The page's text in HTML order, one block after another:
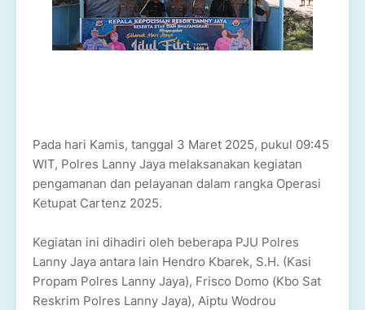
Pada hari Kamis, tanggal 3 Maret 2025, pukul 09:45
WIT, Polres Lanny Jaya melaksanakan kegiatan
pengamanan dan pelayanan dalam rangka Operasi
Ketupat Cartenz 2025.
Kegiatan ini dihadiri oleh beberapa PJU Polres
Lanny Jaya antara lain Hendro Kbarek, S.H. (Kasi
Propam Polres Lanny Jaya), Frisco Domo (Kbo Sat
Reskrim Polres Lanny Jaya), Aiptu Wodrou